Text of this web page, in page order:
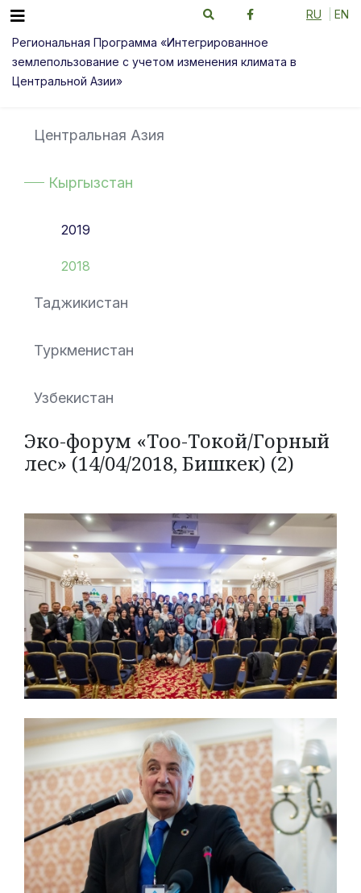
RU EN
Региональная Программа «Интегрированное
землепользование с учетом изменения климата в
Центральной Азии»
Центральная Азия
Кыргызстан
2019
2018
Таджикистан
Туркменистан
Узбекистан
Эко-форум «Тоо-Токой/Горный
лес» (14/04/2018, Бишкек) (2)